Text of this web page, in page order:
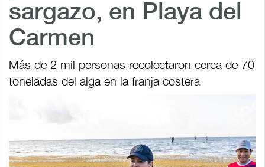
sargazo, en Playa del
Carmen
Más de 2 mil personas recolectaron cerca de 70
toneladas del alga en la franja costera